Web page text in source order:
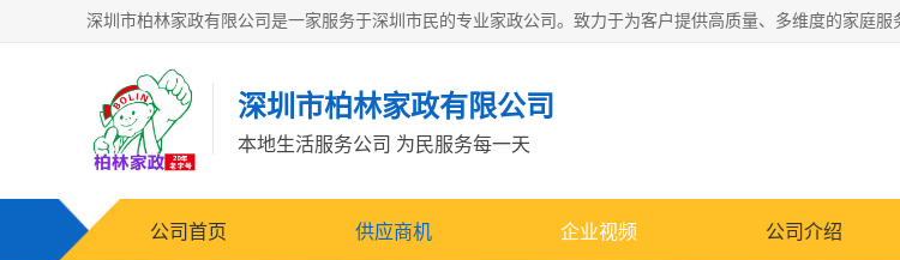
深圳市柏林家政有限公司
本地生活服务公司 为民服务每一天
公司首页 供应商机 企业视频 公司介绍